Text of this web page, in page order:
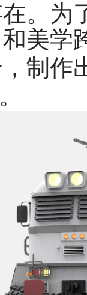
。为
美学
制作